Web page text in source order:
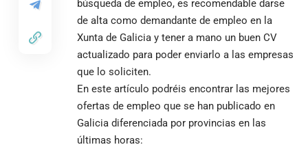
búsqueda de empleo, es recomendable darse
de alta como demandante de empleo en la
Xunta de Galicia y tener a mano un buen CV
actualizado para poder enviarlo a las empresas
que lo soliciten.
En este artículo podréis encontrar las mejores
ofertas de empleo que se han publicado en
Galicia diferenciada por provincias en las
últimas horas: